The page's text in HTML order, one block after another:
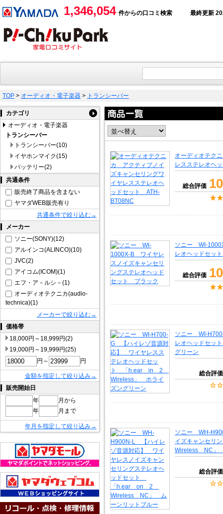
1,346,054 件からの口コミ検索 最終更新
TOP > オーディオ・電子楽器 > トランシーバー
カテゴリ
オーディオ・電子楽器
トランシーバー
トランシーバー(10)
イヤホンマイク(15)
バッテリー(2)
共通条件
販売終了商品を含まない
ヤマダWEB販売有り
共通条件で絞り込む→
メーカー
ソニー(SONY)(12)
アルインコ(ALINCO)(10)
JVC(2)
アイコム(ICOM)(1)
エフ・ア－ルシ－(1)
オーディオテクニカ(audio-
technica)(1)
メーカーで絞り込む→
価格帯
18,000円～18,999円(2)
19,000円～19,999円(25)
円～
円
金額を指定して絞り込み→
販売開始日
年
月から
年
月まで
年月を指定して絞り込み→
オーディオテク
レスステレオヘ
総合評価
ソニー WI-
レオヘッドセッ
総合評価
ソニー WI-
レオヘッドセ
グリーン
総合評価
ソニー WH-
イズキャンセ
Wireless NC」
総合評価